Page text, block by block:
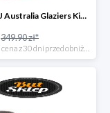
Buty EMU Australia Glaziers Kids Bubblegum
349.90 zł*
*najniższa cena z 30 dni przed obniżką